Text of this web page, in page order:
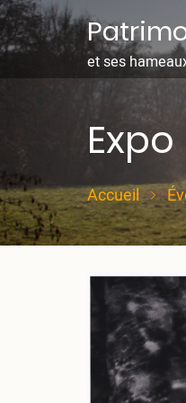
Aller
au
contenu
et ses
Accueil